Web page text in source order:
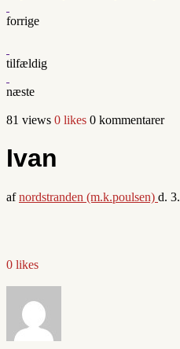
forrige
tilfældig
næste
81 views 0 likes 0 kommentarer
Ivan
afnordstranden (m.k.poulsen) d.
0 likes